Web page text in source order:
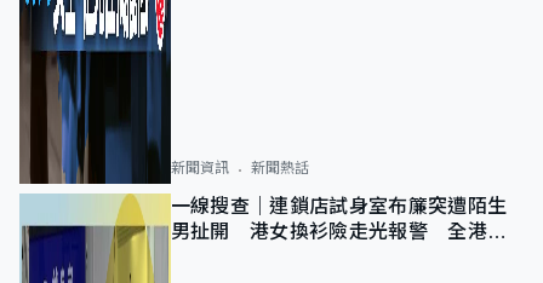
新聞資訊 新聞熱話
一線搜查｜連鎖店試身室布簾突遭陌生
男扯開 港女換衫險走光報警 全港分